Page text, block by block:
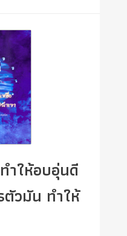
ำให้อบอุ่นดี
วมัน ทำให้